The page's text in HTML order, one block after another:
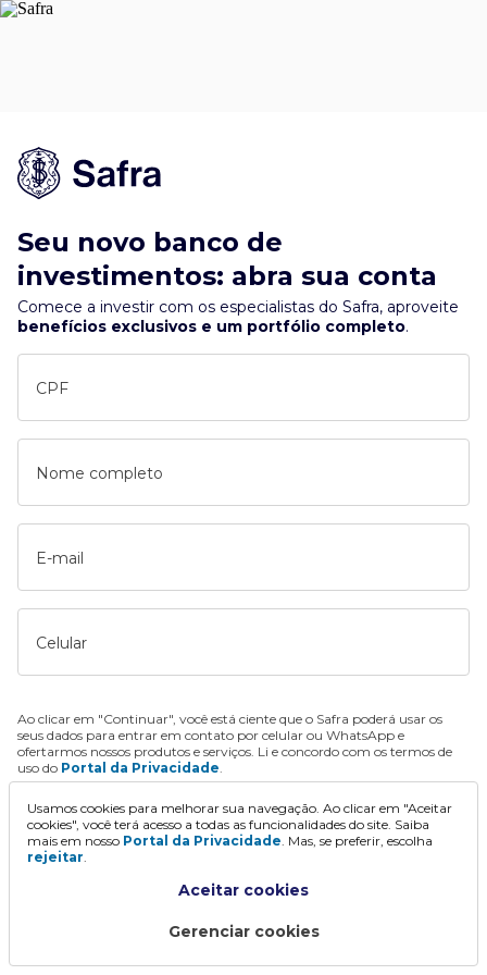
Seu novo banco de
investimentos: abra sua conta
Comece a investir com os especialistas do Safra, aproveite
benefícios exclusivos e um portfólio completo.
CPF
Nome completo
E-mail
Celular
Ao clicar em "Continuar", você está ciente que o Safra poderá usar os
seus dados para entrar em contato por celular ou WhatsApp e
ofertarmos nossos produtos e serviços. Li e concordo com os termos de
uso do Portal da Privacidade.
Continuar
Usamos cookies para melhorar sua navegação. Ao clicar em "Aceitar
cookies", você terá acesso a todas as funcionalidades do site. Saiba
mais em nosso Portal da Privacidade. Mas, se preferir, escolha
rejeitar.
Aceitar cookies
Gerenciar cookies